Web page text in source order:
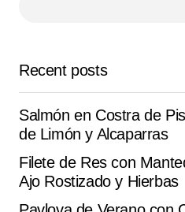
Save my name, email,
the next time I comment.
Submit Comment
Recent posts
Salmón en Costra de
de Limón y Alcaparras
Filete de Res con
Ajo Rostizado y Hierbas